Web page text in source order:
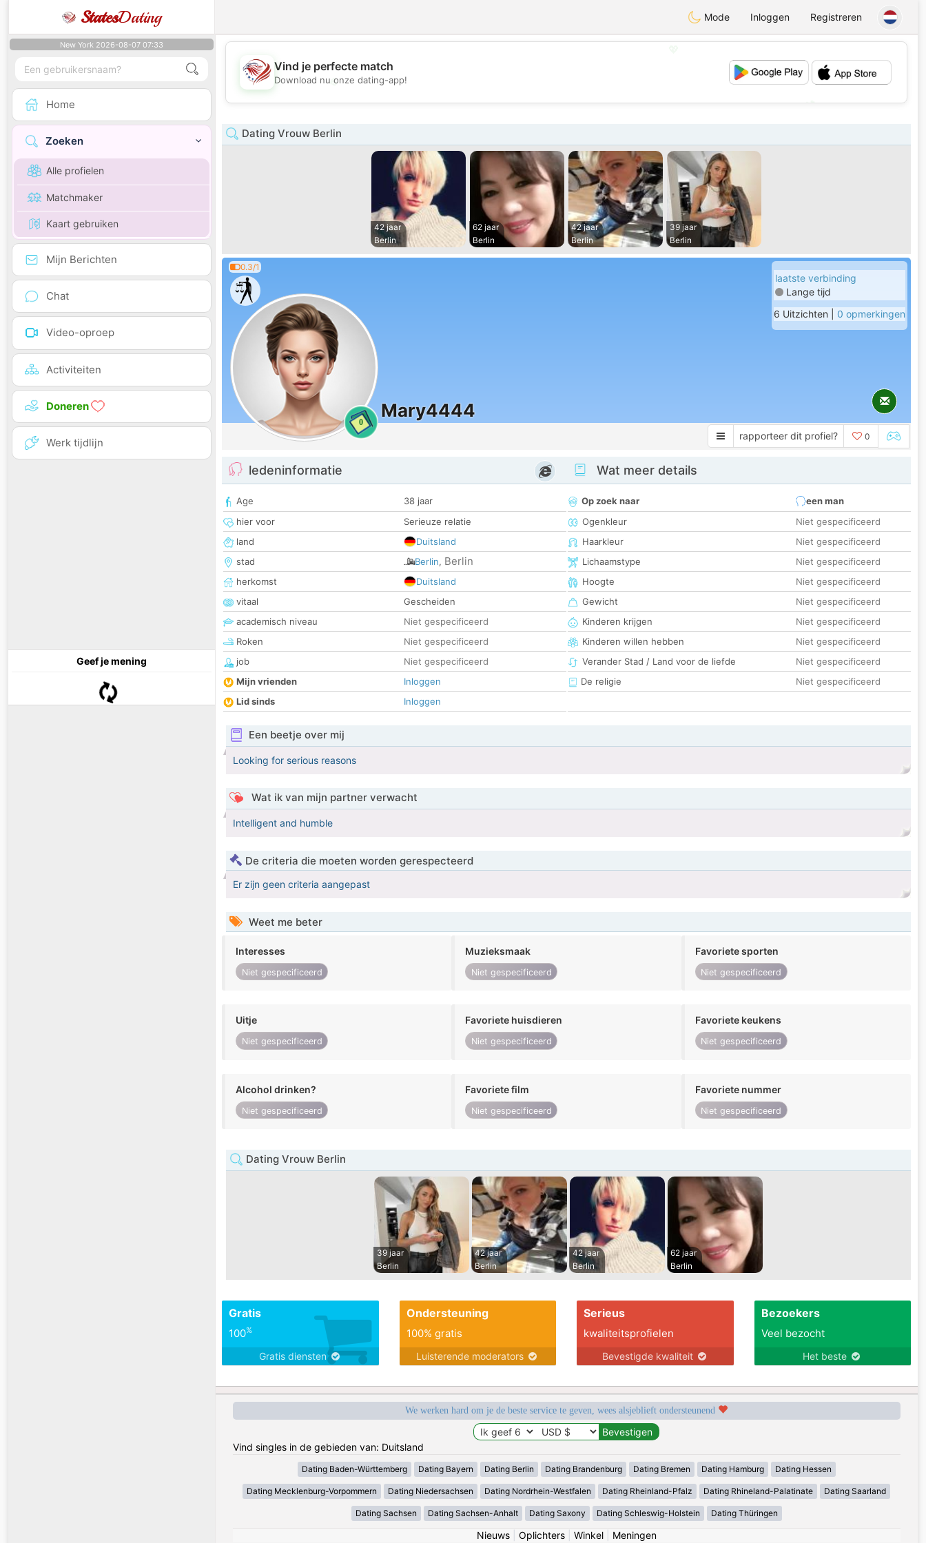
StatesDating Mode Inloggen Registreren
New York 2026-08-07 07:33
Home
Zoeken
Alle profielen
Matchmaker
Kaart gebruiken
Mijn Berichten
Chat
Video-oproep
Activiteiten
Doneren
Werk tijdlijn
Geef je mening
💖
💕
Vind je perfecte match
Download nu onze dating-app!
Dating Vrouw Berlin
42 jaar
Berlin
62 jaar
Berlin
42 jaar
Berlin
39 jaar
Berlin
0.3/1
0
Mary4444
laatste verbinding
Lange tijd
6 Uitzichten | 0 opmerkingen
rapporteer dit profiel? 0
ledeninformatie
Age
38 jaar
hier voor
Serieuze relatie
land
Duitsland
stad
Berlin, Berlin
herkomst
Duitsland
vitaal
Gescheiden
academisch niveau
Niet gespecificeerd
Roken
Niet gespecificeerd
job
Niet gespecificeerd
Mijn vrienden
Inloggen
Lid sinds
Inloggen
Wat meer details
Op zoek naar
een man
Ogenkleur
Niet gespecificeerd
Haarkleur
Niet gespecificeerd
Lichaamstype
Niet gespecificeerd
Hoogte
Niet gespecificeerd
Gewicht
Niet gespecificeerd
Kinderen krijgen
Niet gespecificeerd
Kinderen willen hebben
Niet gespecificeerd
Verander Stad / Land voor de liefde
Niet gespecificeerd
De religie
Niet gespecificeerd
Een beetje over mij
Looking for serious reasons
Wat ik van mijn partner verwacht
Intelligent and humble
De criteria die moeten worden gerespecteerd
Er zijn geen criteria aangepast
Weet me beter
Interesses
Niet gespecificeerd
Muzieksmaak
Niet gespecificeerd
Favoriete sporten
Niet gespecificeerd
Uitje
Niet gespecificeerd
Favoriete huisdieren
Niet gespecificeerd
Favoriete keukens
Niet gespecificeerd
Alcohol drinken?
Niet gespecificeerd
Favoriete film
Niet gespecificeerd
Favoriete nummer
Niet gespecificeerd
Dating Vrouw Berlin
39 jaar
Berlin
42 jaar
Berlin
42 jaar
Berlin
62 jaar
Berlin
Gratis
100%
Gratis diensten
Ondersteuning
100% gratis
Luisterende moderators
Serieus
kwaliteitsprofielen
Bevestigde kwaliteit
Bezoekers
Veel bezocht
Het beste
We werken hard om je de beste service te geven, wees alsjeblieft ondersteunend
Vind singles in de gebieden van: Duitsland
Dating Baden-Württemberg Dating Bayern Dating Berlin Dating Brandenburg Dating Bremen Dating Hamburg Dating Hessen
Dating Mecklenburg-Vorpommern Dating Niedersachsen Dating Nordrhein-Westfalen Dating Rheinland-Pfalz Dating Rhineland-Palatinate Dating Saarland
Dating Sachsen Dating Sachsen-Anhalt Dating Saxony Dating Schleswig-Holstein Dating Thüringen
Nieuws| Oplichters| Winkel| Meningen